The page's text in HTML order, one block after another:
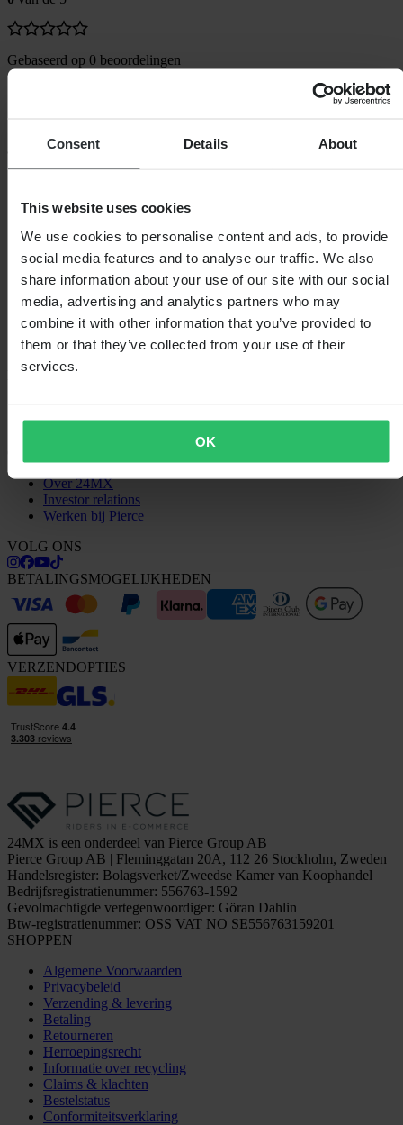
Consent Details About
This website uses cookies
We use cookies to personalise content and ads, to provide
social media features and to analyse our traffic. We also
share information about your use of our site with our social
media, advertising and analytics partners who may
combine it with other information that you’ve provided to
them or that they’ve collected from your use of their
services.
OK
Gebaseerd op 0 beoordelingen
SHOPPEN
Privacybeleid
Verzending & levering
Retourneren
Herroepingsrecht
Informatie over recycling
Claims & klachten
Bestelstatus
Conformiteitsverklaring
KLANTENSERVICE
Neem contact op met de klantenservice
Over 24MX
Investor relations
Werken bij Pierce
VOLG ONS
BETALINGSMOGELIJKHEDEN
VERZENDOPTIES
24MX is een onderdeel van Pierce Group AB
Pierce Group AB | Fleminggatan 20A, 112 26 Stockholm, Zweden
Handelsregister: Bolagsverket/Zweedse Kamer van Koophandel
Bedrijfsregistratienummer: 556763-1592
Gevolmachtigde vertegenwoordiger: Göran Dahlin
Btw-registratienummer: OSS VAT NO SE556763159201
SHOPPEN
Algemene Voorwaarden
Privacybeleid
Verzending & levering
Betaling
Retourneren
Herroepingsrecht
Informatie over recycling
Claims & klachten
Bestelstatus
Conformiteitsverklaring